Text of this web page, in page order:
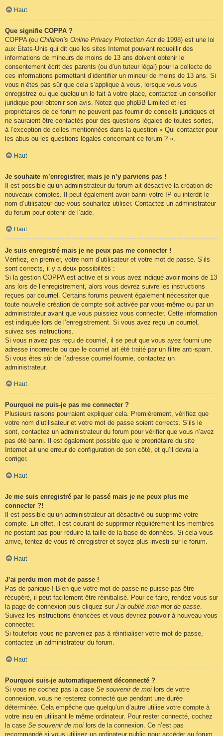
Haut
Que signifie COPPA ?
COPPA (ou Children’s Online Privacy Protection Act de 1998) est une loi
aux États-Unis qui dit que les sites Internet pouvant recueillir des
informations de mineurs de moins de 13 ans doivent obtenir le
consentement écrit des parents (ou d’un tuteur légal) pour la collecte de
ces informations permettant d’identifier un mineur de moins de 13 ans. Si
vous n’êtes pas sûr que cela s’applique à vous, lorsque vous vous
enregistrez ou que quelqu’un le fait à votre place, contactez un conseiller
juridique pour obtenir son avis. Notez que phpBB Limited et les
propriétaires de ce forum ne peuvent pas fournir de conseils juridiques et
ne sauraient être contactés pour des questions légales de toutes sortes,
à l’exception de celles mentionnées dans la question « Qui contacter pour
les abus ou les questions légales concernant ce forum ? ».
Haut
Je souhaite m’enregistrer, mais je n’y parviens pas !
Il est possible qu’un administrateur du forum ait désactivé la création de
nouveaux comptes. Il peut également avoir banni votre IP ou interdit le
nom d’utilisateur que vous souhaitez utiliser. Contactez un administrateur
du forum pour obtenir de l’aide.
Haut
Je suis enregistré mais je ne peux pas me connecter !
Vérifiez, en premier, votre nom d’utilisateur et votre mot de passe. S’ils
sont corrects, il y a deux possibilités :
Si la gestion COPPA est active et si vous avez indiqué avoir moins de 13
ans lors de l’enregistrement, alors vous devrez suivre les instructions
reçues par courriel. Certains forums peuvent également nécessiter que
toute nouvelle création de compte soit activée par vous-même ou par un
administrateur avant que vous puissiez vous connecter. Cette information
est indiquée lors de l’enregistrement. Si vous avez reçu un courriel,
suivez ses instructions.
Si vous n’avez pas reçu de courriel, il se peut que vous ayez fourni une
adresse incorrecte ou que le courriel ait été traité par un filtre anti-spam.
Si vous êtes sûr de l’adresse courriel fournie, contactez un
administrateur.
Haut
Pourquoi ne puis-je pas me connecter ?
Plusieurs raisons pourraient expliquer cela. Premièrement, vérifiez que
votre nom d’utilisateur et votre mot de passe soient corrects. S’ils le
sont, contactez un administrateur du forum pour vérifier que vous n’avez
pas été banni. Il est également possible que le propriétaire du site
Internet ait une erreur de configuration de son côté, et qu’il devra la
corriger.
Haut
Je me suis enregistré par le passé mais je ne peux plus me
connecter ?!
Il est possible qu’un administrateur ait désactivé ou supprimé votre
compte. En effet, il est courant de supprimer régulièrement les membres
ne postant pas pour réduire la taille de la base de données. Si cela vous
arrive, tentez de vous ré-enregistrer et soyez plus investi sur le forum.
Haut
J’ai perdu mon mot de passe !
Pas de panique ! Bien que votre mot de passe ne puisse pas être
récupéré, il peut facilement être réinitialisé. Pour ce faire, rendez vous sur
la page de connexion puis cliquez sur J’ai oublié mon mot de passe.
Suivez les instructions énoncées et vous devriez pouvoir à nouveau vous
connecter.
Si toutefois vous ne parveniez pas à réinitialiser votre mot de passe,
contactez un administrateur du forum.
Haut
Pourquoi suis-je automatiquement déconnecté ?
Si vous ne cochez pas la case Se souvenir de moi lors de votre
connexion, vous ne resterez connecté que pendant une durée
déterminée. Cela empêche que quelqu’un d’autre utilise votre compte à
votre insu en utilisant le même ordinateur. Pour rester connecté, cochez
la case Se souvenir de moi lors de la connexion. Ce n’est pas
recommandé si vous utilisez un ordinateur public pour accéder au forum